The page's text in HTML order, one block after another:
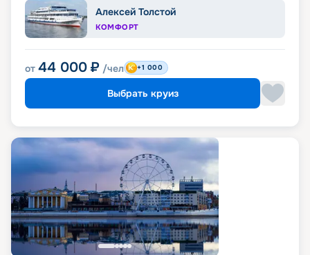
Алексей Толстой
КОМФОРТ
от 44 000 ₽ /чел +1 000
Выбрать круиз